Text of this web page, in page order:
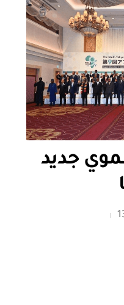
تنموي جديد